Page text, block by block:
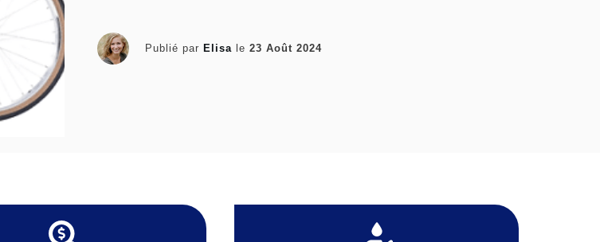
Publié par Elisa le23 Août 2024